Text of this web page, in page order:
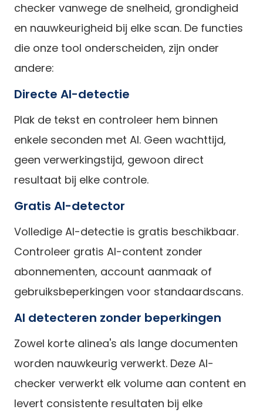
checker vanwege de snelheid, grondigheid
en nauwkeurigheid bij elke scan. De functies
die onze tool onderscheiden, zijn onder
andere:
Directe AI-detectie
Plak de tekst en controleer hem binnen
enkele seconden met AI. Geen wachttijd,
geen verwerkingstijd, gewoon direct
resultaat bij elke controle.
Gratis AI-detector
Volledige AI-detectie is gratis beschikbaar.
Controleer gratis AI-content zonder
abonnementen, account aanmaak of
gebruiksbeperkingen voor standaardscans.
AI detecteren zonder beperkingen
Zowel korte alinea's als lange documenten
worden nauwkeurig verwerkt. Deze AI-
checker verwerkt elk volume aan content en
levert consistente resultaten bij elke